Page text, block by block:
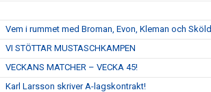
Vem i rummet med Broman, Evon, Kleman och Sköld
VI STÖTTAR MUSTASCHKAMPEN
VECKANS MATCHER – VECKA 45!
Karl Larsson skriver A-lagskontrakt!